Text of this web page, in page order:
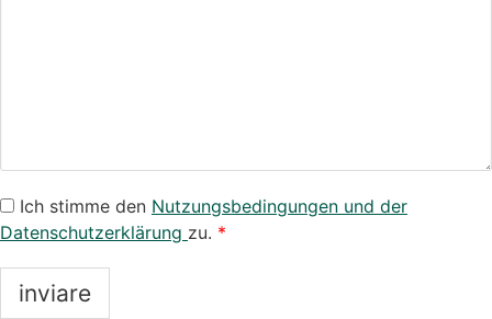
Ich stimme den Nutzungsbedingungen und der
Datenschutzerklärung zu.
inviare